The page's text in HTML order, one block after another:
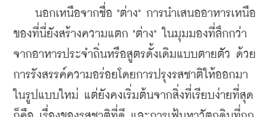
นอกเหนือจากชื่อ "ต่าง" การนำเสนออาหารเหนือ
ของที่นี่ยังสร้างความแตก "ต่าง" ในมุมมองที่ลึกกว่า
จากอาหารประจำถิ่นหรือสูตรดั้งเดิมแบบตายตัว ด้วย
การรังสรรค์ความอร่อยโดยการปรุงรสชาติให้ออกมา
ในรูปแบบใหม่ แต่ยังคงเริ่มต้นจากสิ่งที่เรียบง่ายที่สุด